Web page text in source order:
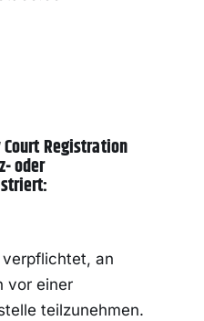
Court Registration
oder
an
vor einer
teilzunehmen.